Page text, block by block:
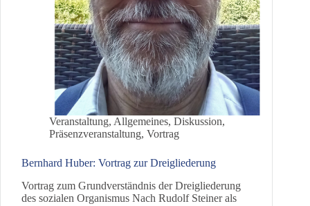
Veranstaltung, Allgemeines, Diskussion,
Präsenzveranstaltung, Vortrag
Bernhard Huber: Vortrag zur Dreigliederung
Vortrag zum Grundverständnis der Dreigliederung
des sozialen Organismus Nach Rudolf Steiner als